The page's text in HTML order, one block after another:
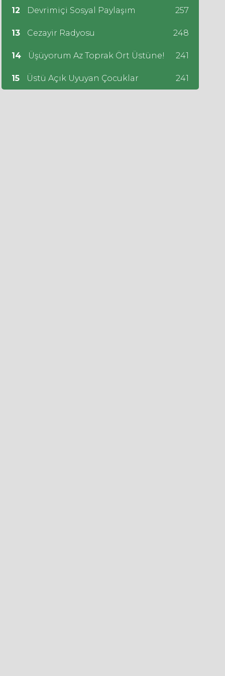
12 Devrimiçi Sosyal Paylaşım 257
13 Cezayir Radyosu 248
14 Üşüyorum Az Toprak Ört Üstüne! 241
15 Üstü Açık Uyuyan Çocuklar 241